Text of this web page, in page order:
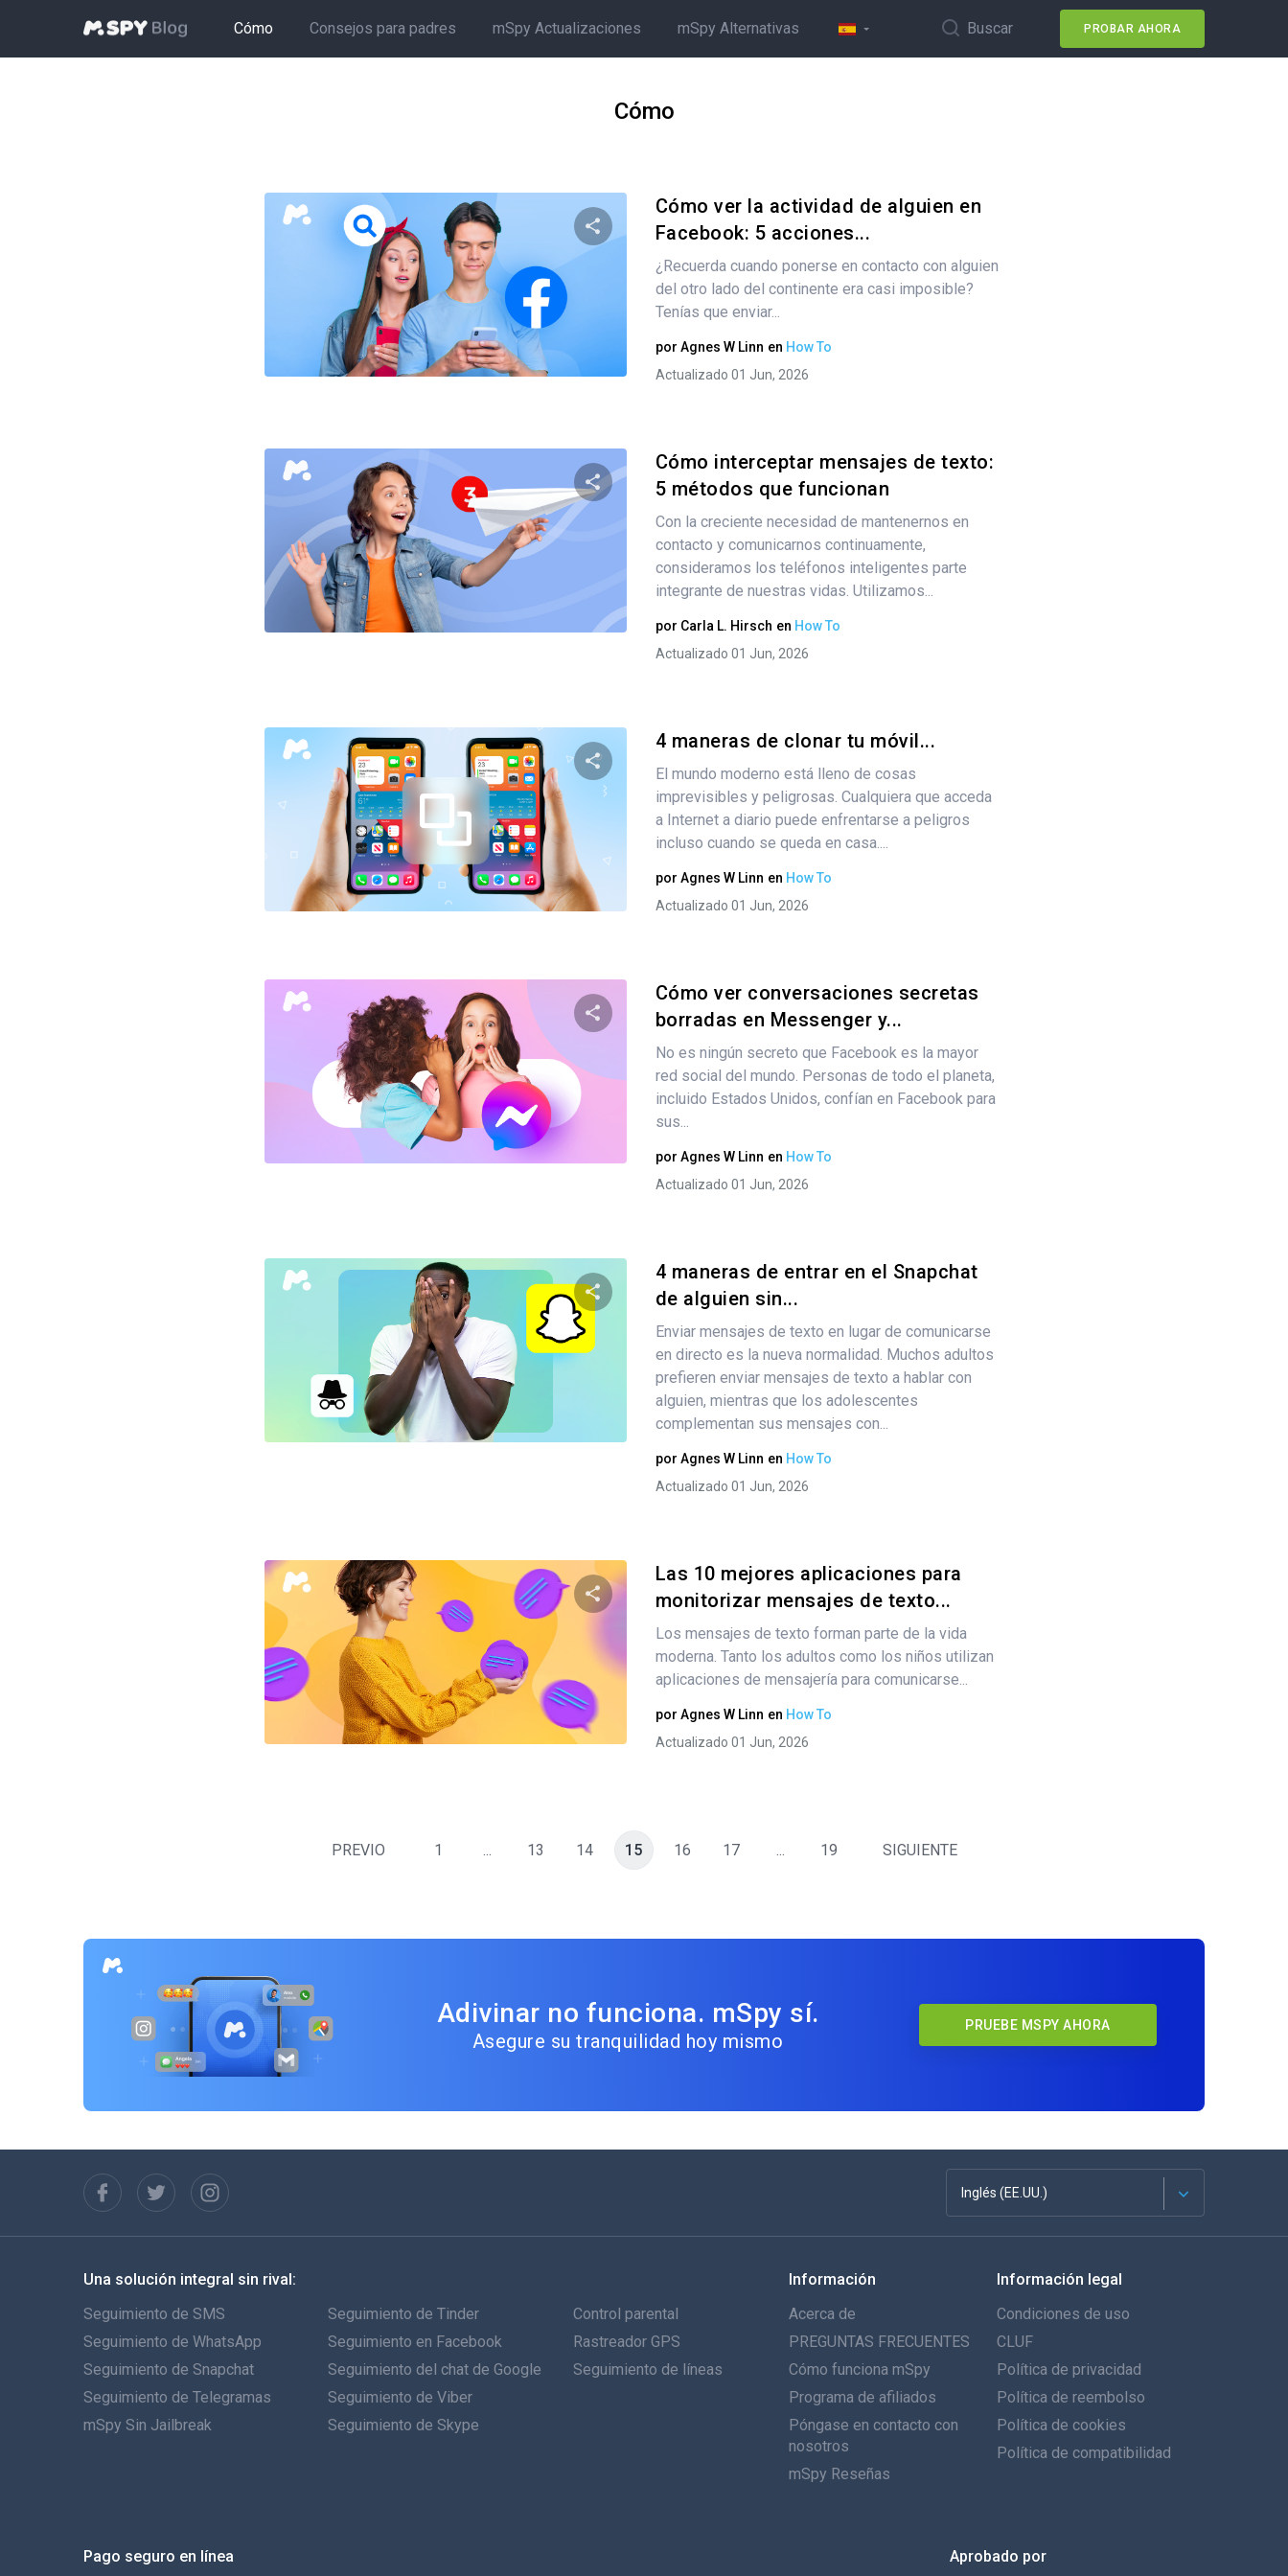
Cómo Consejos para padres mSpy Actualizaciones mSpy Alternativas Buscar PROBAR AHORA
Cómo
Comparte este artículo
Facebook Copiar enlace
Cómo ver la actividad de alguien en
Facebook: 5 acciones...
¿Recuerda cuando ponerse en contacto con alguien
del otro lado del continente era casi imposible?
Tenías que enviar...
por Agnes W Linn en How To
Actualizado 01 Jun, 2026
Comparte este artículo
Twitter
Cómo interceptar mensajes de texto:
5 métodos que funcionan
Con la creciente necesidad de mantenernos en
contacto y comunicarnos continuamente,
consideramos los teléfonos inteligentes parte
integrante de nuestras vidas. Utilizamos...
por Carla L. Hirsch en How To
Actualizado 01 Jun, 2026
Comparte este artículo
Twitter Facebook
4 maneras de clonar tu móvil...
El mundo moderno está lleno de cosas
imprevisibles y peligrosas. Cualquiera que acceda
a Internet a diario puede enfrentarse a peligros
incluso cuando se queda en casa....
por Agnes W Linn en How To
Actualizado 01 Jun, 2026
Comparte este artículo
Cómo ver conversaciones secretas
borradas en Messenger y...
No es ningún secreto que Facebook es la mayor
red social del mundo. Personas de todo el planeta,
incluido Estados Unidos, confían en Facebook para
sus...
por Agnes W Linn en How To
Actualizado 01 Jun, 2026
Comparte este artículo
Facebook Copiar enlace
4 maneras de entrar en el Snapchat
de alguien sin...
Enviar mensajes de texto en lugar de comunicarse
en directo es la nueva normalidad. Muchos adultos
prefieren enviar mensajes de texto a hablar con
alguien, mientras que los adolescentes
complementan sus mensajes con...
por Agnes W Linn en How To
Actualizado 01 Jun, 2026
Comparte este artículo
Twitter Facebook Copiar enlace
Las 10 mejores aplicaciones para
monitorizar mensajes de texto...
Los mensajes de texto forman parte de la vida
moderna. Tanto los adultos como los niños utilizan
aplicaciones de mensajería para comunicarse...
por Agnes W Linn en How To
Actualizado 01 Jun, 2026
PREVIO 1 ... 13 14 15 16 17 ... 19 SIGUIENTE
Adivinar no funciona. mSpy sí.
Asegure su tranquilidad hoy mismo
PRUEBE MSPY AHORA
Inglés (EE.UU.)
Français
English
Português
Italiano
Türkçe
Una solución integral sin rival:
Seguimiento de SMS
Seguimiento de WhatsApp
Seguimiento de Snapchat
Seguimiento de Telegramas
mSpy Sin Jailbreak
Seguimiento de Tinder
Seguimiento en Facebook
Seguimiento del chat de Google
Seguimiento de Viber
Seguimiento de Skype
Control parental
Rastreador GPS
Seguimiento de líneas
Información
Acerca de
PREGUNTAS FRECUENTES
Cómo funciona mSpy
Programa de afiliados
Póngase en contacto con
nosotros
mSpy Reseñas
Información legal
Condiciones de uso
CLUF
Política de privacidad
Política de reembolso
Política de cookies
Política de compatibilidad
Pago seguro en línea Aprobado por